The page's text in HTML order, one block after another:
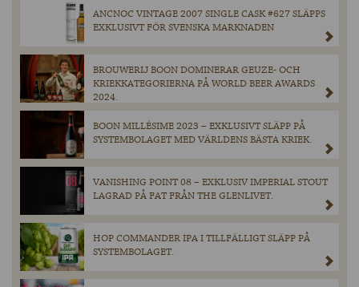
ANCNOC VINTAGE 2007 SINGLE CASK #627 SLÄPPS
EXKLUSIVT FÖR SVENSKA MARKNADEN
BROUWERIJ BOON DOMINERAR GEUZE- OCH
KRIEKKATEGORIERNA PÅ WORLD BEER AWARDS
2024.
BOON MILLÉSIME 2023 – EXKLUSIVT SLÄPP PÅ
SYSTEMBOLAGET MED VÄRLDENS BÄSTA KRIEK.
VANISHING POINT 08 – EXKLUSIV IMPERIAL STOUT
LAGRAD PÅ FAT FRÅN THE GLENLIVET.
HOP COMMANDER IPA I TILLFÄLLIGT SLÄPP PÅ
SYSTEMBOLAGET.